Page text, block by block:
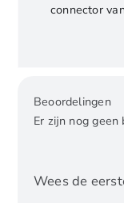
connector
Beoordelingen
Er zijn nog geen
Wees de